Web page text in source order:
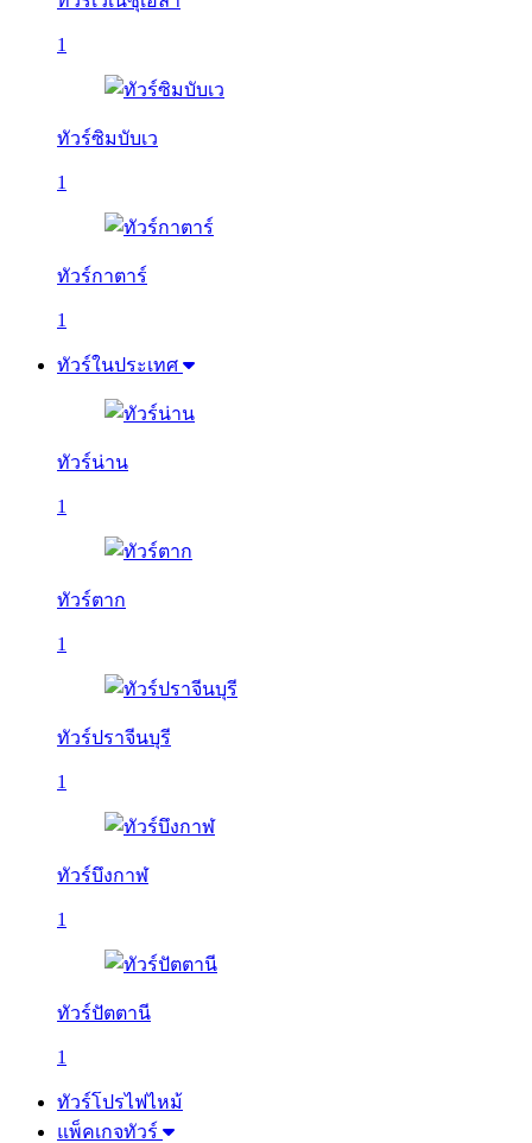
1
ทัวร์ซิมบับเว
1
ทัวร์กาตาร์
1
ทัวร์ในประเทศ
ทัวร์น่าน
1
ทัวร์ตาก
1
ทัวร์ปราจีนบุรี
1
ทัวร์บึงกาฬ
1
ทัวร์ปัตตานี
1
ทัวร์โปรไฟไหม้
แพ็คเกจทัวร์